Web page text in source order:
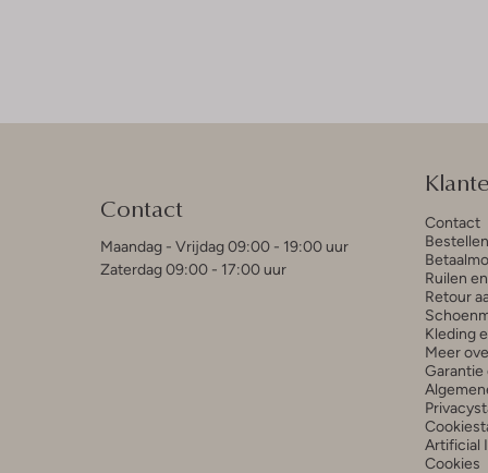
Contact
Maandag - Vrijdag 09:00 - 19:00 uur
Zaterdag 09:00 - 17:00 uur
Contact
Ruilen
Retour
Kleding
Meer
Garantie
Artificial
Cookies